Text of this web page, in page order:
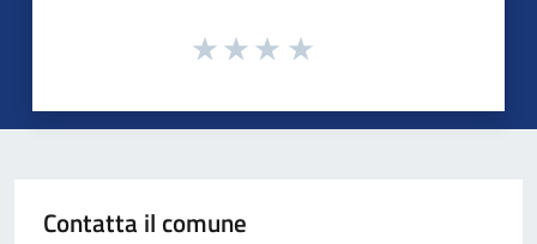
Contatta il comune